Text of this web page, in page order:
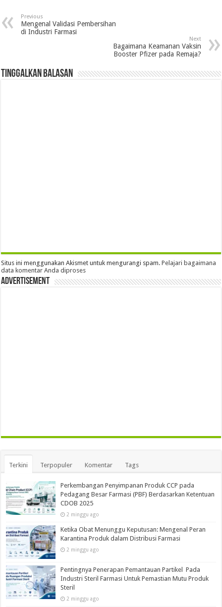
Previous
Mengenal Validasi Pembersihan
di Industri Farmasi
Next
Bagaimana Keamanan Vaksin
Booster Pfizer pada Remaja?
Tinggalkan Balasan
Situs ini menggunakan Akismet untuk mengurangi spam.Pelajari bagaimana
data komentar Anda diproses
Advertisement
Terkini Terpopuler Komentar Tags
Perkembangan Penyimpanan Produk CCP pada
Pedagang Besar Farmasi (PBF) Berdasarkan Ketentuan
CDOB 2025
2 minggu ago
Ketika Obat Menunggu Keputusan: Mengenal Peran
Karantina Produk dalam Distribusi Farmasi
2 minggu ago
Pentingnya Penerapan Pemantauan Partikel Pada
Industri Steril Farmasi Untuk Pemastian Mutu Produk
Steril
2 minggu ago